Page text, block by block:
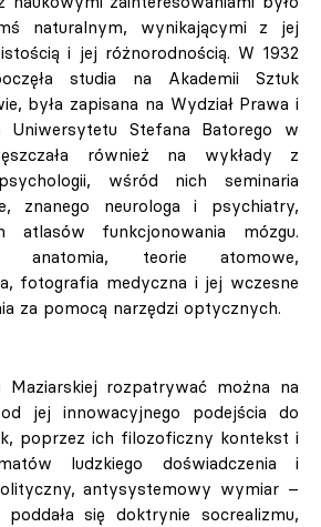
naturalnym, wynikającymi z jej
i jej różnorodnością. W 1932
studia na Akademii Sztuk
była zapisana na Wydział Prawa i
Uniwersytetu Stefana Batorego w
również na wykłady z
wśród nich seminaria
znanego neurologa i psychiatry,
atlasów funkcjonowania mózgu.
anatomia, teorie atomowe,
fotografia medyczna i jej wczesne
za pomocą narzędzi optycznych.
Maziarskiej rozpatrywać można na
jej innowacyjnego podejścia do
poprzez ich filozoficzny kontekst i
ludzkiego doświadczenia i
antysystemowy wymiar –
się doktrynie socrealizmu,